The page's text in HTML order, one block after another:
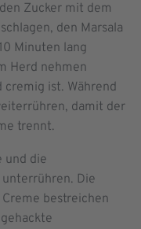
Zucker mit dem
den Marsala
Minuten lang
Herd nehmen
cremig ist. Während
damit der
trennt.
und die
Die
bestreichen